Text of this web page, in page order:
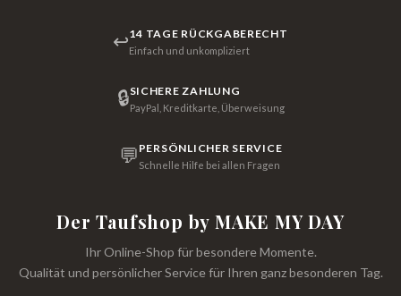
↩14 TAGE RÜCKGABERECHT
Einfach und unkompliziert
🔒SICHERE ZAHLUNG
PayPal, Kreditkarte, Überweisung
💬 PERSÖNLICHER SERVICE
Schnelle Hilfe bei allen Fragen
Der Taufshop by MAKE MY DAY
Ihr Online-Shop für besondere Momente.
Qualität und persönlicher Service für Ihren ganz besonderen Tag.